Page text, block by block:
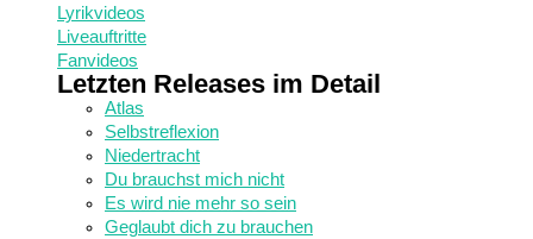
Lyrikvideos
Liveauftritte
Fanvideos
Letzten Releases im Detail
Atlas
Selbstreflexion
Niedertracht
Du brauchst mich nicht
Es wird nie mehr so sein
Geglaubt dich zu brauchen